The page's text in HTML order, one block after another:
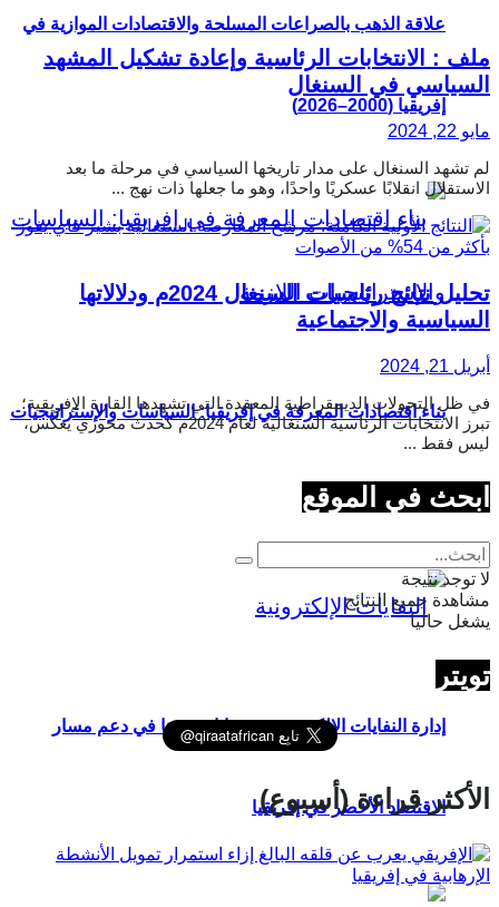
علاقة الذهب بالصراعات المسلحة والاقتصادات الموازية في
إفريقيا (2000–2026)
بناء اقتصادات المعرفة في إفريقيا: السياسات والإستراتيجيات
اللازمة
إدارة النفايات الإلكترونية في غانا ودورها في دعم مسار
الاقتصاد الأخضر في إفريقيا
ملف : الانتخابات الرئاسية وإعادة تشكيل المشهد
السياسي في السنغال
مايو 22, 2024
لم تشهد السنغال على مدار تاريخها السياسي في مرحلة ما بعد
الاستقلال انقلابًا عسكريًا واحدًا، وهو ما جعلها ذات نهج ...
تحليل نتائج رئاسيات السنغال 2024م ودلالاتها
السياسية والاجتماعية
أبريل 21, 2024
في ظل التحولات الديمقراطية المعقدة التي تشهدها القارة الإفريقية؛
تبرز الانتخابات الرئاسية السنغالية لعام 2024م كحدث محوري يعكس،
ليس فقط ...
ابحث في الموقع
لا توجد نتيجة
مشاهدة جميع النتائج
يشغل حاليا
تويتر
الأكثر قراءة (أسبوع)